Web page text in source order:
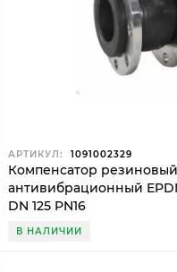
АРТИКУЛ: 1091002329
Компенсатор резиновый
антивибрационный
DN 125 PN16
В НАЛИЧИИ